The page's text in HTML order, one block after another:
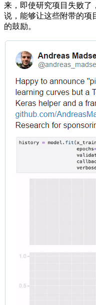
来，即使研究项目失败了
说，能够让这些附带的项
的鼓励。